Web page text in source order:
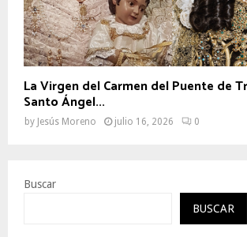
La Virgen del Carmen del Puente de
Santo Ángel...
by Jesús Moreno julio 16, 2026 0
Buscar
BUSCAR